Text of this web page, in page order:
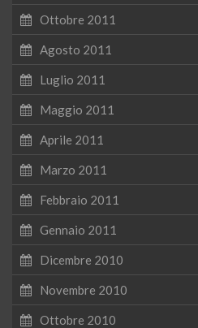
Ottobre 2011
Agosto 2011
Luglio 2011
Maggio 2011
Aprile 2011
Marzo 2011
Febbraio 2011
Gennaio 2011
Dicembre 2010
Novembre 2010
Ottobre 2010